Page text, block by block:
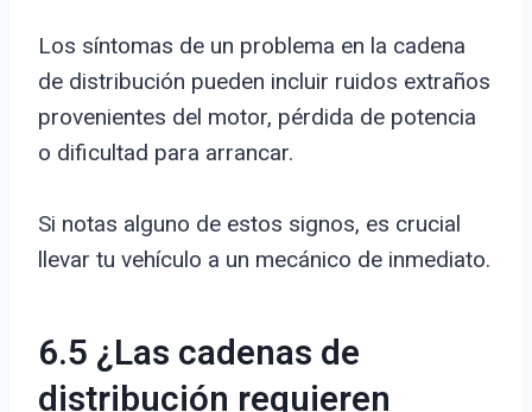
Los síntomas de un problema en la cadena
de distribución pueden incluir ruidos extraños
provenientes del motor, pérdida de potencia
o dificultad para arrancar.
Si notas alguno de estos signos, es crucial
llevar tu vehículo a un mecánico de inmediato.
6.5 ¿Las cadenas de
distribución requieren